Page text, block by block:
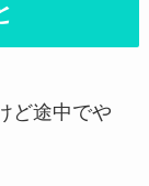
ど途中でや